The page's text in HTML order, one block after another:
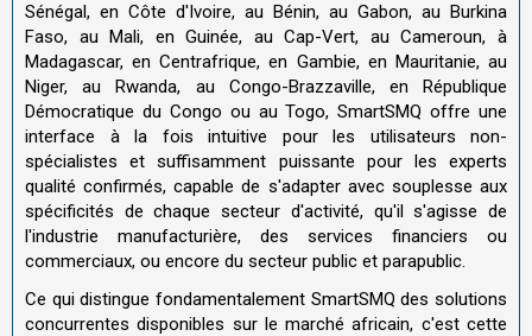
Sénégal, en Côte d'Ivoire, au Bénin, au Gabon, au Burkina
Faso, au Mali, en Guinée, au Cap-Vert, au Cameroun, à
Madagascar, en Centrafrique, en Gambie, en Mauritanie, au
Niger, au Rwanda, au Congo-Brazzaville, en République
Démocratique du Congo ou au Togo, SmartSMQ offre une
interface à la fois intuitive pour les utilisateurs non-
spécialistes et suffisamment puissante pour les experts
qualité confirmés, capable de s'adapter avec souplesse aux
spécificités de chaque secteur d'activité, qu'il s'agisse de
l'industrie manufacturière, des services financiers ou
commerciaux, ou encore du secteur public et parapublic.
Ce qui distingue fondamentalement SmartSMQ des solutions
concurrentes disponibles sur le marché africain, c'est cette